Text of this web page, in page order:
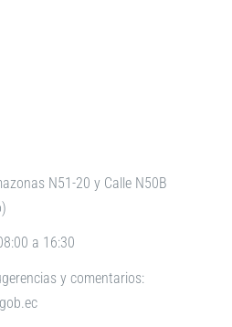
N51-20 y Calle N50B
a 16:30
y comentarios: